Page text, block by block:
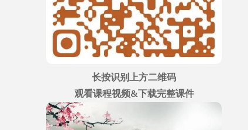
长按识别上方二维码
观看课程视频&下载完整课件